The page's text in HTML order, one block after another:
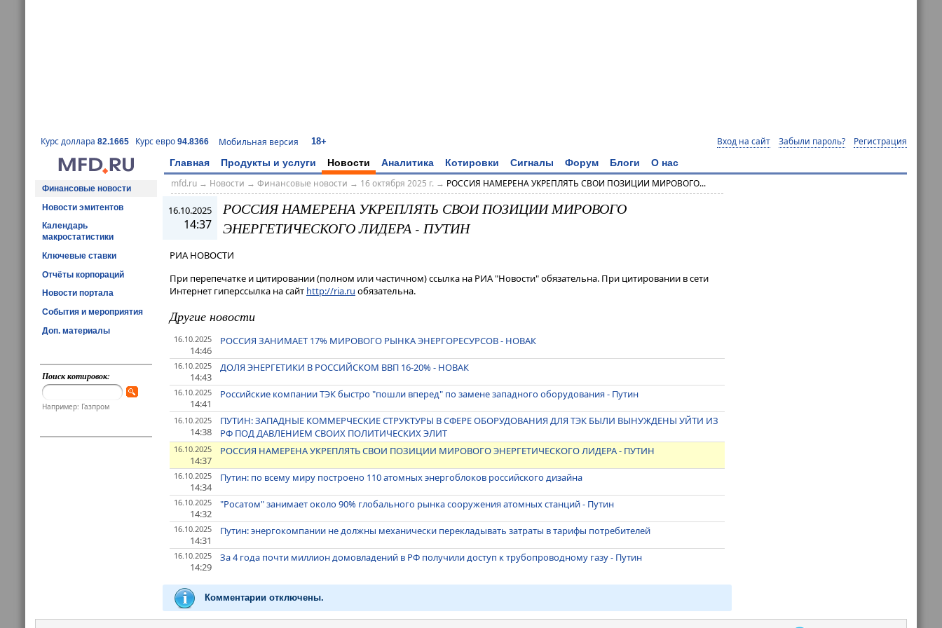
Курс доллара 82.1665 Курс евро 94.8366 Мобильная версия 18+ Вход на сайт Забыли пароль? Регистрация
Главная Продукты и услуги Новости Аналитика Котировки Сигналы Форум Блоги О нас
Финансовые новости
Новости эмитентов
Календарь
макростатистики
Ключевые ставки
Отчёты корпораций
Новости портала
События и мероприятия
Доп. материалы
Поиск котировок:
Например: Газпром
mfd.ru→ Новости → Финансовые новости → 16 октября 2025 г. → РОССИЯ НАМЕРЕНА УКРЕПЛЯТЬ СВОИ ПОЗИЦИИ МИРОВОГО...
16.10.2025
14:37
РОССИЯ НАМЕРЕНА УКРЕПЛЯТЬ СВОИ ПОЗИЦИИ МИРОВОГО
ЭНЕРГЕТИЧЕСКОГО ЛИДЕРА - ПУТИН
РИА НОВОСТИ
При перепечатке и цитировании (полном или частичном) ссылка на РИА "Новости" обязательна. При цитировании в сети
Интернет гиперссылка на сайт http://ria.ru обязательна.
Другие новости
16.10.2025
14:46
РОССИЯ ЗАНИМАЕТ 17% МИРОВОГО РЫНКА ЭНЕРГОРЕСУРСОВ - НОВАК
16.10.2025
14:43
ДОЛЯ ЭНЕРГЕТИКИ В РОССИЙСКОМ ВВП 16-20% - НОВАК
16.10.2025
14:41
Российские компании ТЭК быстро "пошли вперед" по замене западного оборудования - Путин
16.10.2025
14:38
ПУТИН: ЗАПАДНЫЕ КОММЕРЧЕСКИЕ СТРУКТУРЫ В СФЕРЕ ОБОРУДОВАНИЯ ДЛЯ ТЭК БЫЛИ ВЫНУЖДЕНЫ УЙТИ ИЗ
РФ ПОД ДАВЛЕНИЕМ СВОИХ ПОЛИТИЧЕСКИХ ЭЛИТ
16.10.2025
14:37
РОССИЯ НАМЕРЕНА УКРЕПЛЯТЬ СВОИ ПОЗИЦИИ МИРОВОГО ЭНЕРГЕТИЧЕСКОГО ЛИДЕРА - ПУТИН
16.10.2025
14:34
Путин: по всему миру построено 110 атомных энергоблоков российского дизайна
16.10.2025
14:32
"Росатом" занимает около 90% глобального рынка сооружения атомных станций - Путин
16.10.2025
14:31
Путин: энергокомпании не должны механически перекладывать затраты в тарифы потребителей
16.10.2025
14:29
За 4 года почти миллион домовладений в РФ получили доступ к трубопроводному газу - Путин
Комментарии отключены.